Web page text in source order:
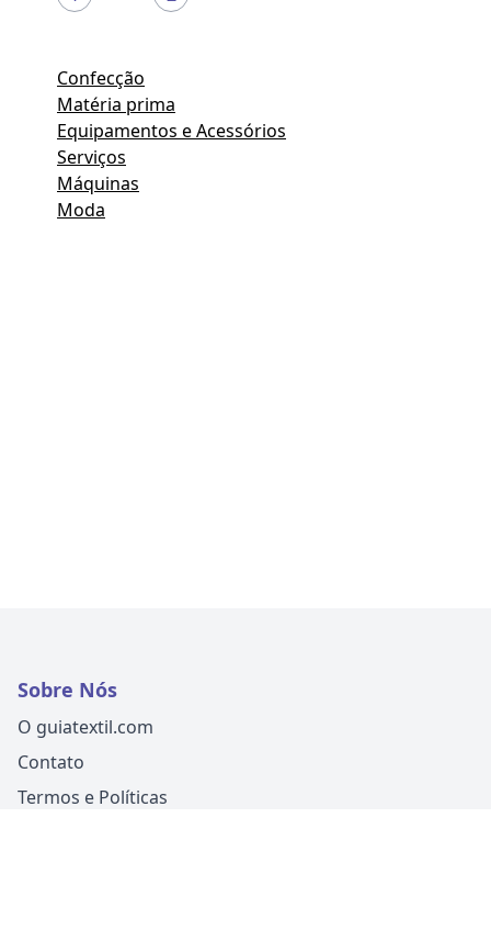
Confecção
Matéria prima
Equipamentos e Acessórios
Serviços
Máquinas
Moda
Sobre Nós
O guiatextil.com
Contato
Termos e Políticas